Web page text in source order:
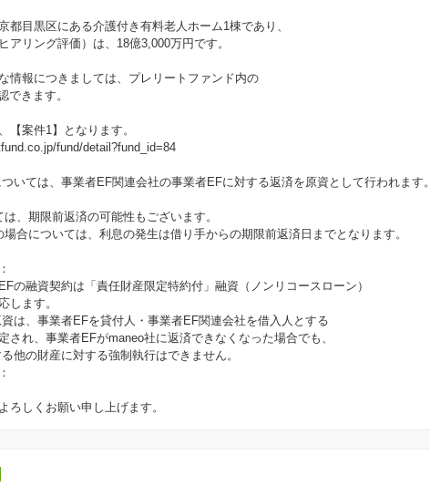
都目黒区にある介護付き有料老人ホーム1棟であり、
アリング評価）は、18億3,000万円です。
情報につきましては、プレリートファンド内の
できます。
【案件1】となります。
fund/detail?fund_id=84
いては、事業者EF関連会社の事業者EFに対する返済を原資として行われます。
、期限前返済の可能性もございます。
合については、利息の発生は借り手からの期限前返済日までとなります。
の融資契約は「責任財産限定特約付」融資（ノンリコースローン）
します。
は、事業者EFを貸付人・事業者EF関連会社を借入人とする
され、事業者EFがmaneo社に返済できなくなった場合でも、
他の財産に対する強制執行はできません。
ろしくお願い申し上げます。